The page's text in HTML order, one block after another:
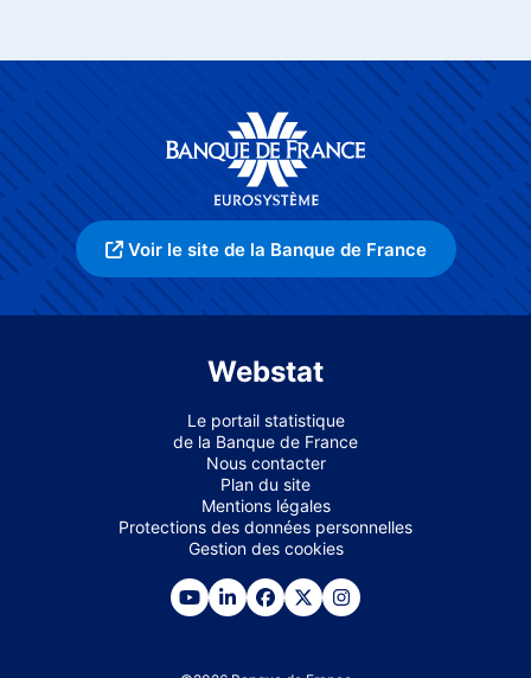
Voir le site de la Banque de France
Webstat
Le portail statistique
de la Banque de France
Nous contacter
Plan du site
Mentions légales
Protections des données personnelles
Gestion des cookies